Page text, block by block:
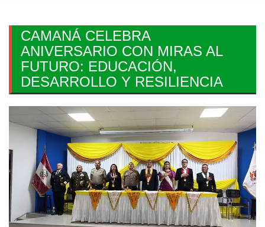
CAMANÁ CELEBRA
ANIVERSARIO CON MIRAS AL
FUTURO: EDUCACIÓN,
DESARROLLO Y RESILIENCIA